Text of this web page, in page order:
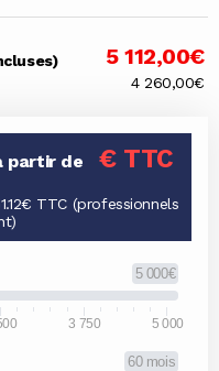
5 112,00€
4 260,00€
5 000€
3 750 5 000
60 mois
partir de € TTC
TTC (professionnels